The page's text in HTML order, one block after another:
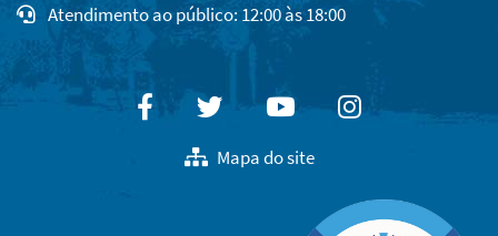
Atendimento ao público: 12:00 às 18:00
FacebookTwitterYoutubeInstagram
Mapa do site